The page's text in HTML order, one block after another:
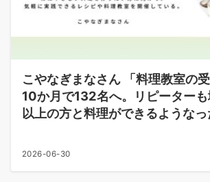
こやなぎまなさん 「料理教室の
10か月で132名へ。リピーター
以上の方と料理ができるようなっ
2026-06-30